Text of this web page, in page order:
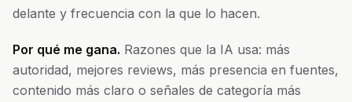
delante y frecuencia con la que lo hacen.
Por qué me gana. Razones que la IA usa: más
autoridad, mejores reviews, más presencia en fuentes,
contenido más claro o señales de categoría más